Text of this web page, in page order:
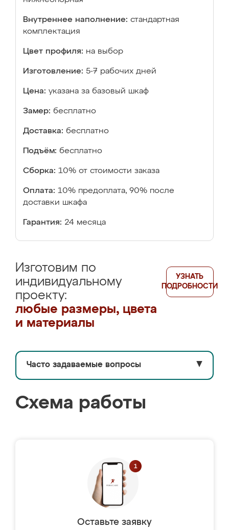
Внутреннее наполнение: стандартная
комплектация
Цвет профиля: на выбор
Изготовление: 5-7 рабочих дней
Цена: указана за базовый шкаф
Замер: бесплатно
Доставка: бесплатно
Подъём: бесплатно
Сборка: 10% от стоимости заказа
Оплата: 10% предоплата, 90% после
доставки шкафа
Гарантия: 24 месяца
Изготовим по
индивидуальному
проекту:
любые размеры, цвета
и материалы
УЗНАТЬ
ПОДРОБНОСТИ
Часто задаваемые вопросы ▼
Схема работы
Оставьте заявку